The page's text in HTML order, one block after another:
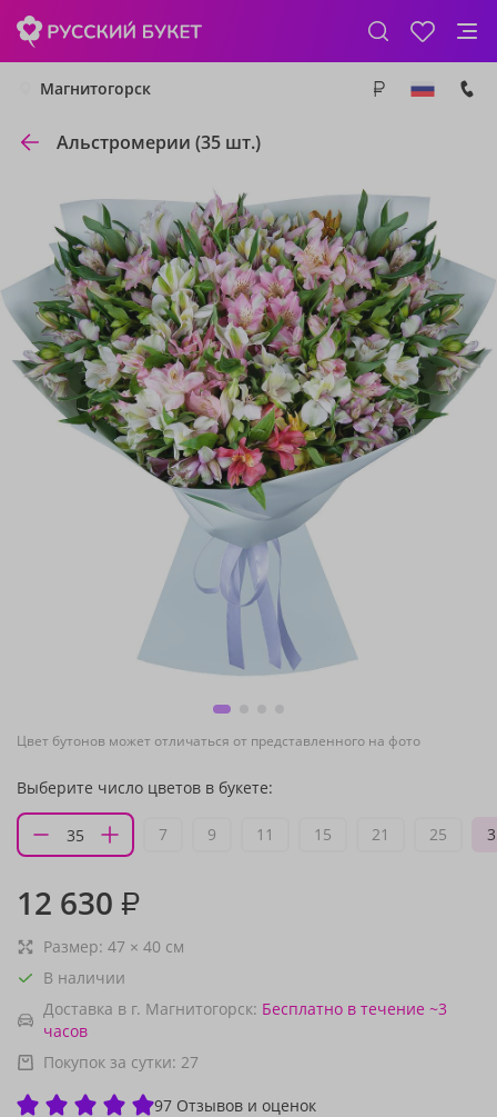
Магнитогорск
Альстромерии (35 шт.)
Цвет бутонов может отличаться от представленного на фото
Выберите число цветов в букете:
7 9 11 15 21 25
12 630 ₽
Размер: 47 × 40 см
В наличии
Доставка в г. Магнитогорск: Бесплатно в течение ~3
часов
Покупок за сутки: 27
97 Отзывов и оценок